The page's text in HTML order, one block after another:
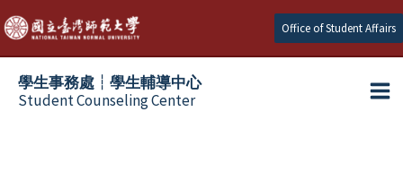
Skip
to
content
Office of Student Affairs
學生事務處┆學生輔導中心
Student Counseling Center